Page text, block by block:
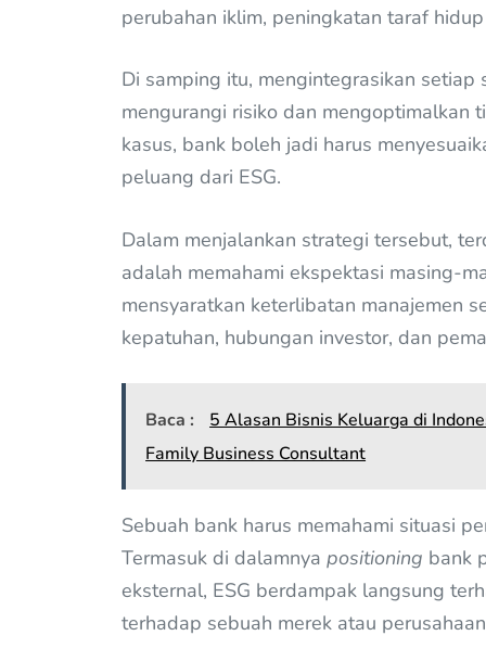
perubahan iklim, peningkatan taraf
Di samping itu, mengintegrasikan
mengurangi risiko dan mengoptimalkan
kasus, bank boleh jadi harus
peluang dari ESG.
Dalam menjalankan strategi tersebut,
adalah memahami ekspektasi masing-
mensyaratkan keterlibatan manajemen
kepatuhan, hubungan investor, dan
Baca :
5 Alasan Bisnis Keluarga di
Family Business Consultant
Sebuah bank harus memahami situasi
Termasuk di dalamnya positioning bank
eksternal, ESG berdampak langsung
terhadap sebuah merek atau